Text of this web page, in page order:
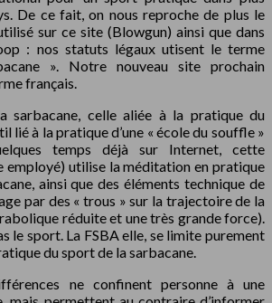
De ce fait, on nous reproche de plus le
sur ce site (Blowgun) ainsi que dans
: nos statuts légaux utisent le terme
». Notre nouveau site prochain
français.
sarbacane, celle aliée à la pratique du
lié à la pratique d’une « école du souffle »
temps déjà sur Internet, cette
employé) utilise la méditation en pratique
ainsi que des éléments technique de
par des « trous » sur la trajectoire de la
réduite et une très grande force).
le sport. La FSBA elle, se limite purement
du sport de la sarbacane.
ne confinent personne à une